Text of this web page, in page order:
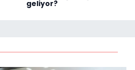
geliyor?